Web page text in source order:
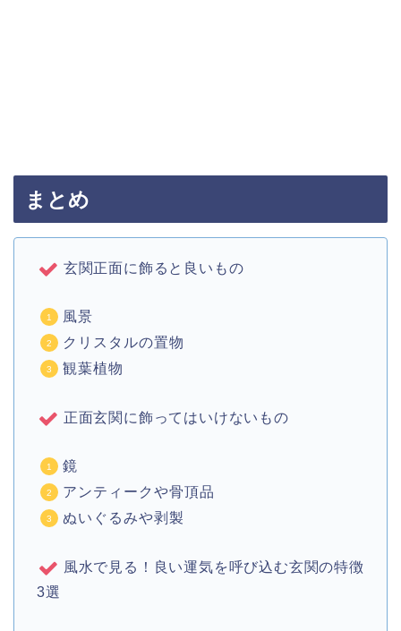
まとめ
玄関正面に飾ると良いもの
風景
クリスタルの置物
観葉植物
正面玄関に飾ってはいけないもの
鏡
アンティークや骨頂品
ぬいぐるみや剥製
風水で見る！良い運気を呼び込む玄関の特徴
3選